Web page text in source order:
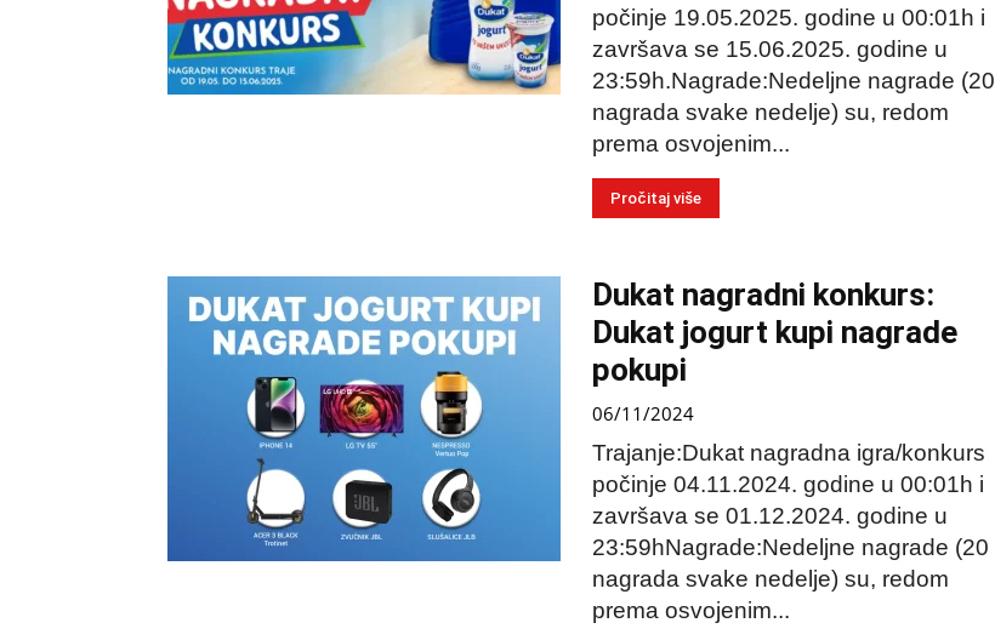
počinje 19.05.2025. godine u 00:01h i
završava se 15.06.2025. godine u
23:59h.Nagrade:Nedeljne nagrade (20
nagrada svake nedelje) su, redom
prema osvojenim...
Pročitaj više
Dukat nagradni konkurs:
Dukat jogurt kupi nagrade
pokupi
06/11/2024
Trajanje:Dukat nagradna igra/konkurs
počinje 04.11.2024. godine u 00:01h i
završava se 01.12.2024. godine u
23:59hNagrade:Nedeljne nagrade (20
nagrada svake nedelje) su, redom
prema osvojenim...